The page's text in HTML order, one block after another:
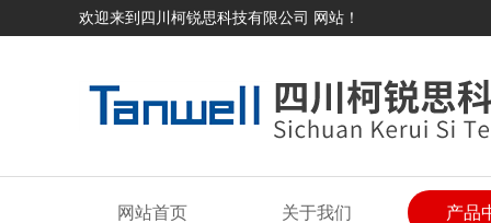
欢迎来到四川柯锐思科技有限公司 网站！
网站首页 关于我们 产品